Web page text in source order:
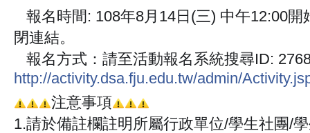
報名時間: 108年8月14日(三) 中午12:00開
閉連結。
報名方式：請至活動報名系統搜尋ID:
http://activity.dsa.fju.edu.tw/admin/
⚠️⚠️⚠️注意事項⚠️⚠️⚠️
1.請於備註欄註明所屬行政單位/學生社團/